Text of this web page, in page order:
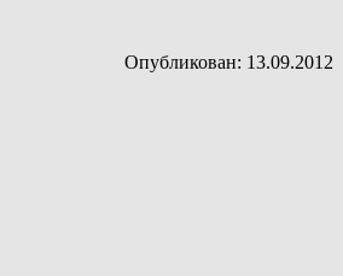
Опубликован: 13.09.2012